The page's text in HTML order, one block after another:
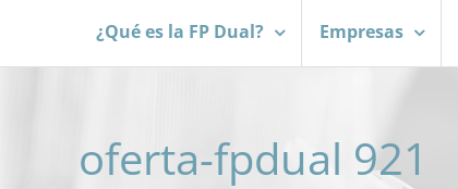
¿Qué es la FP Dual? Empresas
oferta-fpdual 921